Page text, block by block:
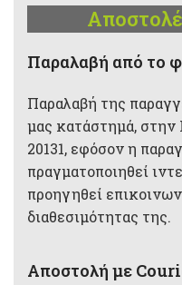
Παραλαβή από το
Παραλαβή της
μας κατάστημά,
20131, εφόσον η
πραγματοποιηθεί
προηγηθεί
διαθεσιμότητας της.
Αποστολή με